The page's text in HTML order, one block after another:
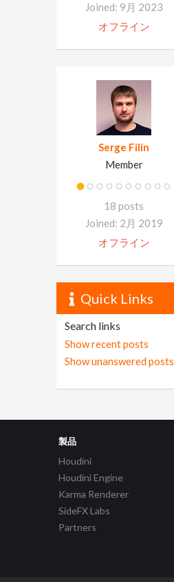
Joined: 9月 2023
オフライン
Serge Filin
Member
18 posts
Joined: 2月 2019
オフライン
Quick Links
Search links
Show recent posts
Show unanswered posts
製品
Houdini
Houdini Engine
Karma Renderer
SideFX Labs
Partners